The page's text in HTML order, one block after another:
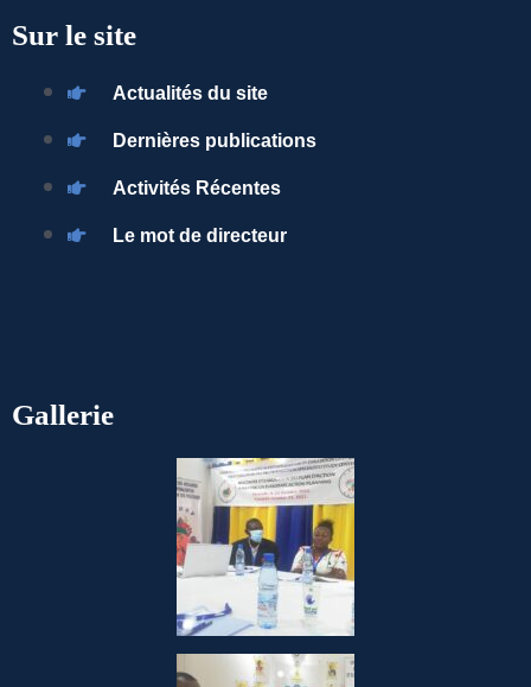
Sur le site
Actualités du site
Dernières publications
Activités Récentes
Le mot de directeur
Gallerie